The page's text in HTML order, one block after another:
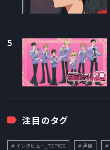
5
注目のタグ
インタビュー_TOPICS 声優